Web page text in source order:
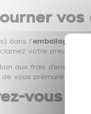
vos
dans l'emballage
votre preuve
aux frais d’envois
vous prémunir
vous